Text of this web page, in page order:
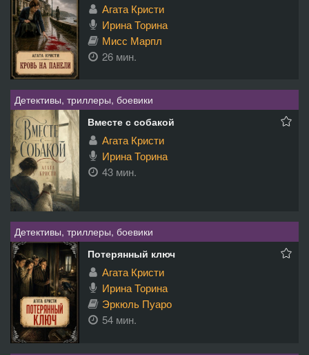
Агата Кристи
Ирина Торина
Мисс Марпл
26 мин.
Детективы, триллеры, боевики
Вместе с собакой
Агата Кристи
Ирина Торина
43 мин.
Детективы, триллеры, боевики
Потерянный ключ
Агата Кристи
Ирина Торина
Эркюль Пуаро
54 мин.